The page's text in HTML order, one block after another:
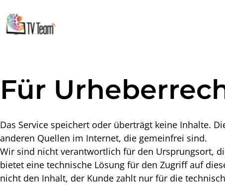
Für
Das Service speichert oder überträgt keine Inhalte.
anderen Quellen im Internet, die gemeinfrei sind.
Wir sind nicht verantwortlich für den Ursprungsort,
bietet eine technische Lösung für den Zugriff auf
nicht den Inhalt, der Kunde zahlt nur für die